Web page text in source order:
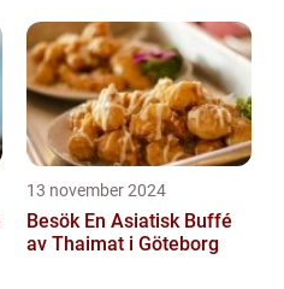
13 november 2024
Besök En Asiatisk Buffé
av Thaimat i Göteborg